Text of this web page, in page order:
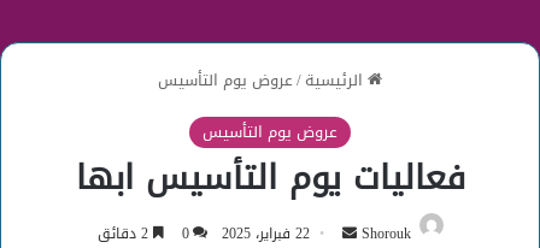
الرئيسية/عروض يوم التأسيس
عروض يوم التأسيس
فعاليات يوم التأسيس ابها
Shorouk
أرسل 22 فبراير، 2025 0 2 دقائق